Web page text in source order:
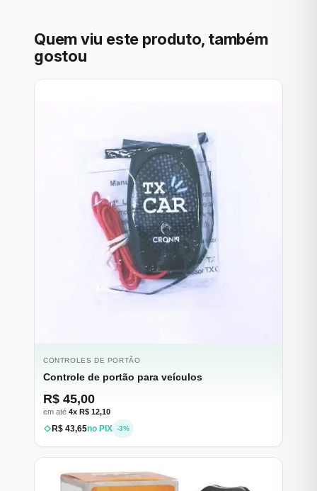
Quem viu este produto, também
gostou
CONTROLES DE PORTÃO
Controle de portão para veículos
R$ 45,00
em até 4x R$ 12,10
R$ 43,65no PIX -3%